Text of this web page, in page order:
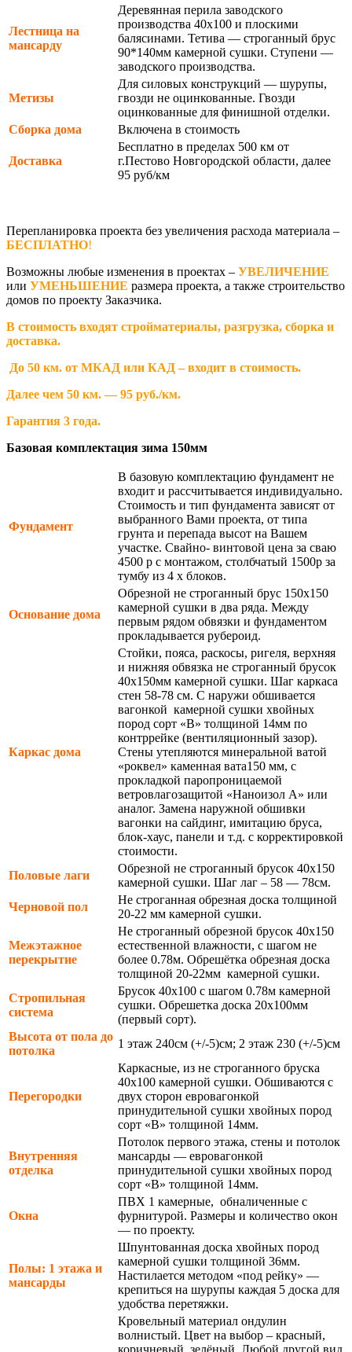
Лестница на
мансарду
Деревянная перила заводского
производства 40х100 и плоскими
балясинами. Тетива — строганный брус
90*140мм камерной сушки. Ступени —
заводского производства.
Метизы
Для силовых конструкций — шурупы,
гвозди не оцинкованные. Гвозди
оцинкованные для финишной отделки.
Сборка дома
Включена в стоимость
Доставка
Бесплатно в пределах 500 км от
г.Пестово Новгородской области, далее
95 руб/км
Перепланировка проекта без увеличения расхода материала –
БЕСПЛАТНО!
Возможны любые изменения в проектах – УВЕЛИЧЕНИЕ
или УМЕНЬШЕНИЕ размера проекта, а также строительство
домов по проекту Заказчика.
В стоимость входят стройматериалы, разгрузка, сборка и
доставка.
До 50 км. от МКАД или КАД – входит в стоимость.
Далее чем 50 км. — 95 руб./км.
Гарантия 3 года.
Базовая комплектация зима 150мм
Фундамент
В базовую комплектацию фундамент не
входит и рассчитывается индивидуально.
Стоимость и тип фундамента зависят от
выбранного Вами проекта, от типа
грунта и перепада высот на Вашем
участке. Свайно- винтовой цена за сваю
4500 р с монтажом, столбчатый 1500р за
тумбу из 4 х блоков.
Основание дома
Обрезной не строганный брус 150х150
камерной сушки в два ряда. Между
первым рядом обвязки и фундаментом
прокладывается рубероид.
Каркас дома
Стойки, пояса, раскосы, ригеля, верхняя
и нижняя обвязка не строганный брусок
40х150мм камерной сушки. Шаг каркаса
стен 58-78 см. С наружи обшивается
вагонкой камерной сушки хвойных
пород сорт «В» толщиной 14мм по
контррейке (вентиляционный зазор).
Стены утепляются минеральной ватой
«роквел» каменная вата150 мм, с
прокладкой паропроницаемой
ветровлагозащитой «Наноизол А» или
аналог. Замена наружной обшивки
вагонки на сайдинг, имитацию бруса,
блок-хаус, панели и т.д. с корректировкой
стоимости.
Половые лаги
Обрезной не строганный брусок 40х150
камерной сушки. Шаг лаг – 58 — 78см.
Черновой пол
Не строганная обрезная доска толщиной
20-22 мм камерной сушки.
Межэтажное
перекрытие
Не строганный обрезной брусок 40х150
естественной влажности, с шагом не
более 0.78м. Обрешётка обрезная доска
толщиной 20-22мм камерной сушки.
Стропильная
система
Брусок 40х100 с шагом 0.78м камерной
сушки. Обрешетка доска 20х100мм
(первый сорт).
Высота от пола до
потолка
1 этаж 240см (+/-5)см; 2 этаж 230 (+/-5)см
Перегородки
Каркасные, из не строганного бруска
40х100 камерной сушки. Обшиваются с
двух сторон евровагонкой
принудительной сушки хвойных пород
сорт «В» толщиной 14мм.
Внутренняя
отделка
Потолок первого этажа, стены и потолок
мансарды — евровагонкой
принудительной сушки хвойных пород
сорт «В» толщиной 14мм.
Окна
ПВХ 1 камерные, обналиченные с
фурнитурой. Размеры и количество окон
— по проекту.
Полы: 1 этажа и
мансарды
Шпунтованная доска хвойных пород
камерной сушки толщиной 36мм.
Настилается методом «под рейку» —
крепиться на шурупы каждая 5 доска для
удобства перетяжки.
Кровельный материал ондулин
волнистый. Цвет на выбор – красный,
коричневый, зелёный. Любой другой вид